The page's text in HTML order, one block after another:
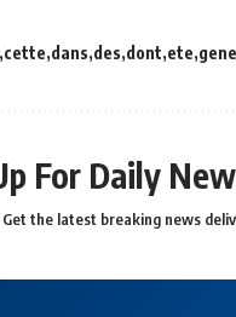
cette dans des dont ete
For Daily
Get the latest breaking news